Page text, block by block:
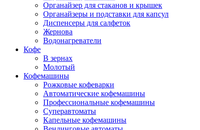
Органайзер для стаканов и крышек
Органайзеры и подставки для капсул
Диспенсеры для салфеток
Жернова
Водонагреватели
Кофе
В зернах
Молотый
Кофемашины
Рожковые кофеварки
Автоматические кофемашины
Профессиональные кофемашины
Суперавтоматы
Капельные кофемашины